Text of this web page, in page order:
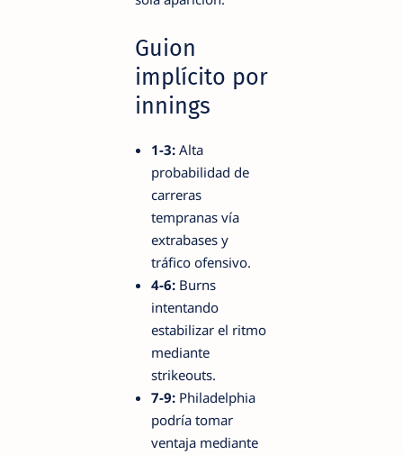
Guion
implícito por
innings
1-3: Alta
probabilidad de
carreras
tempranas vía
extrabases y
tráfico ofensivo.
4-6: Burns
intentando
estabilizar el ritmo
mediante
strikeouts.
7-9: Philadelphia
podría tomar
ventaja mediante